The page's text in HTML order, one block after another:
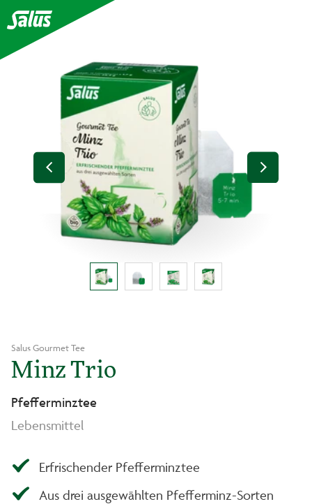
Salus Gourmet Tee
Minz Trio
Pfefferminztee
Lebensmittel
Erfrischender Pfefferminztee
Aus drei ausgewählten Pfefferminz-Sorten